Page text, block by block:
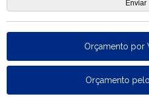
Orçamento por
Orçamento